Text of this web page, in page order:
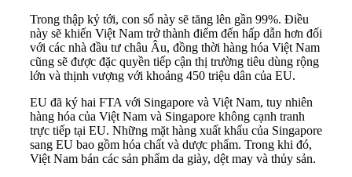
Trong thập kỷ tới, con số này sẽ tăng lên gần 99%. Điều
này sẽ khiến Việt Nam trở thành điểm đến hấp dẫn hơn đối
với các nhà đầu tư châu Âu, đồng thời hàng hóa Việt Nam
cũng sẽ được đặc quyền tiếp cận thị trường tiêu dùng rộng
lớn và thịnh vượng với khoảng 450 triệu dân của EU.
EU đã ký hai FTA với Singapore và Việt Nam, tuy nhiên
hàng hóa của Việt Nam và Singapore không cạnh tranh
trực tiếp tại EU. Những mặt hàng xuất khẩu của Singapore
sang EU bao gồm hóa chất và dược phẩm. Trong khi đó,
Việt Nam bán các sản phẩm da giày, dệt may và thủy sản.